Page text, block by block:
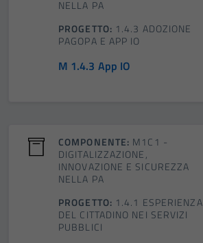
NELLA PA
PROGETTO: 1.4.3 ADOZIONE
PAGOPA E APP IO
M 1.4.3 App IO
COMPONENTE: M1C1 -
DIGITALIZZAZIONE,
INNOVAZIONE E SICUREZZA
NELLA PA
PROGETTO: 1.4.1 ESPERIENZA
DEL CITTADINO NEI SERVIZI
PUBBLICI